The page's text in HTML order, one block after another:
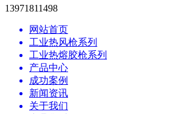
13971811498
网站首页
工业热风枪系列
工业热熔胶枪系列
产品中心
成功案例
新闻资讯
关于我们